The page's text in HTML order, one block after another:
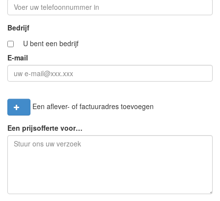
Bedrijf
U bent een bedrijf
E-mail
Een aflever- of factuuradres toevoegen
Een prijsofferte voor…